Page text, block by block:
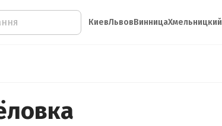
КиевЛьвовВинницаХмельницкий